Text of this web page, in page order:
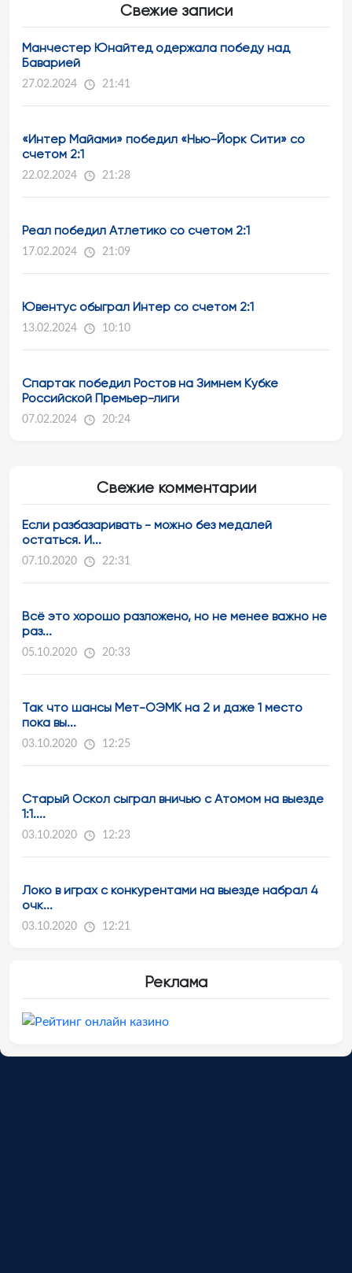
Свежие записи
Манчестер Юнайтед одержала победу над
Баварией
27.02.2024 21:41
«Интер Майами» победил «Нью-Йорк Сити» со
счетом 2:1
22.02.2024 21:28
Реал победил Атлетико со счетом 2:1
17.02.2024 21:09
Ювентус обыграл Интер со счетом 2:1
13.02.2024 10:10
Спартак победил Ростов на Зимнем Кубке
Российской Премьер-лиги
07.02.2024 20:24
Свежие комментарии
Если разбазаривать - можно без медалей
остаться. И...
07.10.2020 22:31
Всё это хорошо разложено, но не менее важно не
раз...
05.10.2020 20:33
Так что шансы Мет-ОЭМК на 2 и даже 1 место
пока вы...
03.10.2020 12:25
Старый Оскол сыграл вничью с Атомом на выезде
1:1....
03.10.2020 12:23
Локо в играх с конкурентами на выезде набрал 4
очк...
03.10.2020 12:21
Реклама